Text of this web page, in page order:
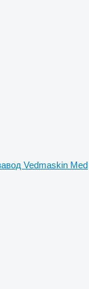
Vedmaskin Med